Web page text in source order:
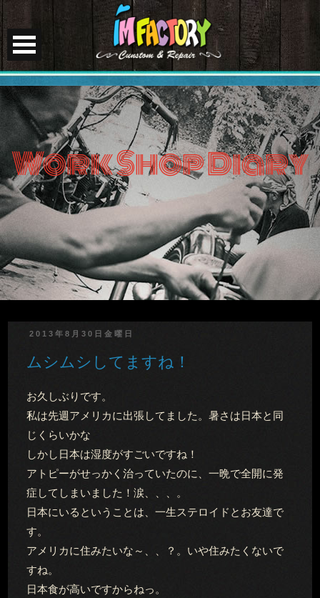
Work Shop Diary
2013年8月30日金曜日
ムシムシしてますね！
お久しぶりです。
私は先週アメリカに出張してました。暑さは日本と同
じくらいかな
しかし日本は湿度がすごいですね！
アトピーがせっかく治っていたのに、一晩で全開に発
症してしまいました！涙、、、。
日本にいるということは、一生ステロイドとお友達で
す。
アメリカに住みたいな～、、？。いや住みたくないで
すね。
日本食が高いですからねっ。